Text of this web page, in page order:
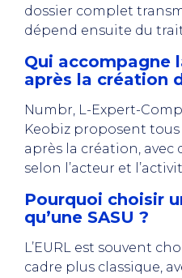
dossier complet
dépend ensuite du
Qui accompagne
après la création
Numbr, L-Expert-
Keobiz proposent
après la création,
selon l’acteur et
Pourquoi choisir
qu’une SASU ?
L’EURL est souvent
cadre plus classique,